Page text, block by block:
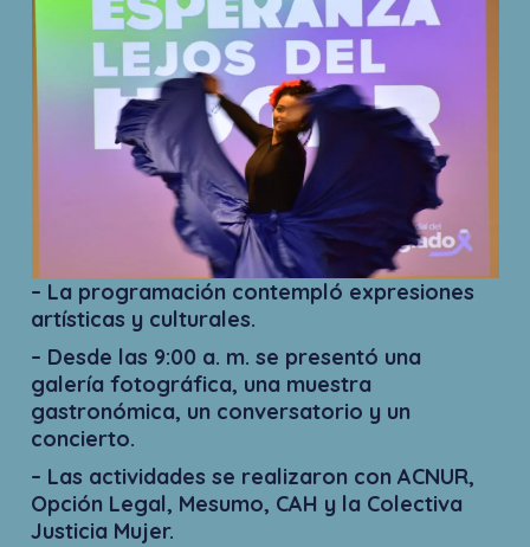
– La programación contempló expresiones
artísticas y culturales.
– Desde las 9:00 a. m. se presentó una
galería fotográfica, una muestra
gastronómica, un conversatorio y un
concierto.
– Las actividades se realizaron con ACNUR,
Opción Legal, Mesumo, CAH y la Colectiva
Justicia Mujer.